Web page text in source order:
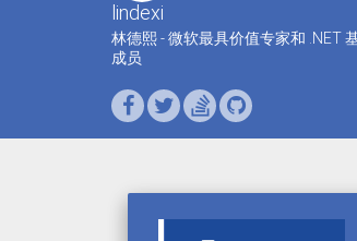
lindexi
林德熙 - 微软最具价值专家和 .NET
成员